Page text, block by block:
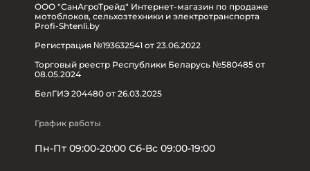
ООО "СанАгроТрейд" Интернет-магазин по продаже
мотоблоков, сельхозтехники и электротранспорта
Profi-Shtenli.by
Регистрация №193632541 от 23.06.2022
Торговый реестр Республики Беларусь №580485 от
08.05.2024
БелГИЭ 204480 от 26.03.2025
График работы
Пн-Пт 09:00-20:00 Сб-Вс 09:00-19:00